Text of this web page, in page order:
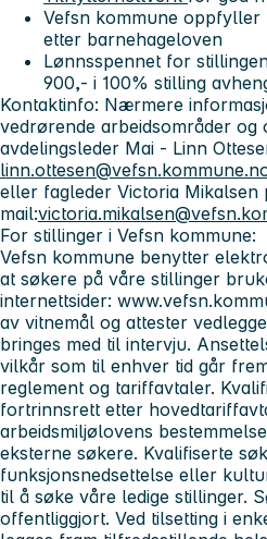
Vefsn kommune oppfyller
etter barnehageloven
Lønnsspennet for
900,- i 100% stilling
Kontaktinfo: Nærmere
vedrørende arbeidsområder og
avdelingsleder Mai - Linn
eller fagleder Victoria Mikalsen
mail:
For stillinger i Vefsn kommune:
Vefsn kommune benytter
at søkere på våre stillinger
internettsider:
av vitnemål og attester
bringes med til intervju.
vilkår som til enhver tid går
reglement og tariffavtaler.
fortrinnsrett etter
arbeidsmiljølovens
eksterne søkere. Kvalifiserte
funksjonsnedsettelse eller
til å søke våre ledige stillinger.
offentliggjort. Ved tilsetting i